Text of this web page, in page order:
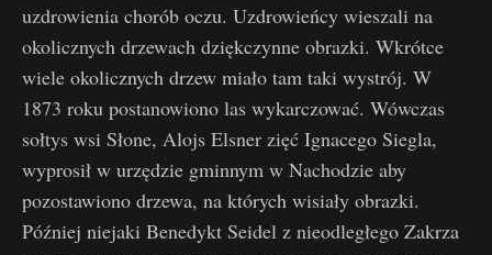
uzdrowienia chorób oczu. Uzdrowieńcy wieszali na
okolicznych drzewach dziękczynne obrazki. Wkrótce
wiele okolicznych drzew miało tam taki wystrój. W
1873 roku postanowiono las wykarczować. Wówczas
sołtys wsi Słone, Alojs Elsner zięć Ignacego Siegla,
wyprosił w urzędzie gminnym w Nachodzie aby
pozostawiono drzewa, na których wisiały obrazki.
Później niejaki Benedykt Seidel z nieodległego Zakrza